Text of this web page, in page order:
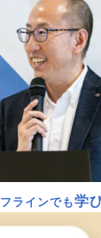
ラインでも学